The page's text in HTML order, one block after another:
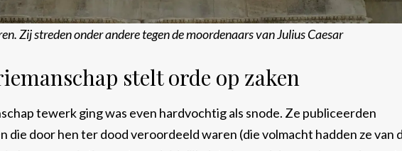
Zij streden onder andere tegen de moordenaars van Julius Caesar
stelt orde op zaken
tewerk ging was even hardvochtig als snode. Ze publiceerden
die door hen ter dood veroordeeld waren (die volmacht hadden ze van